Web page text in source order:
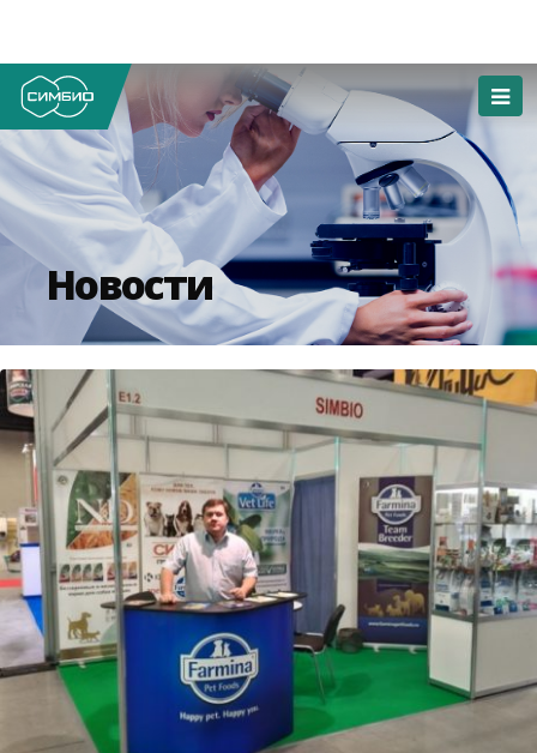
Новости